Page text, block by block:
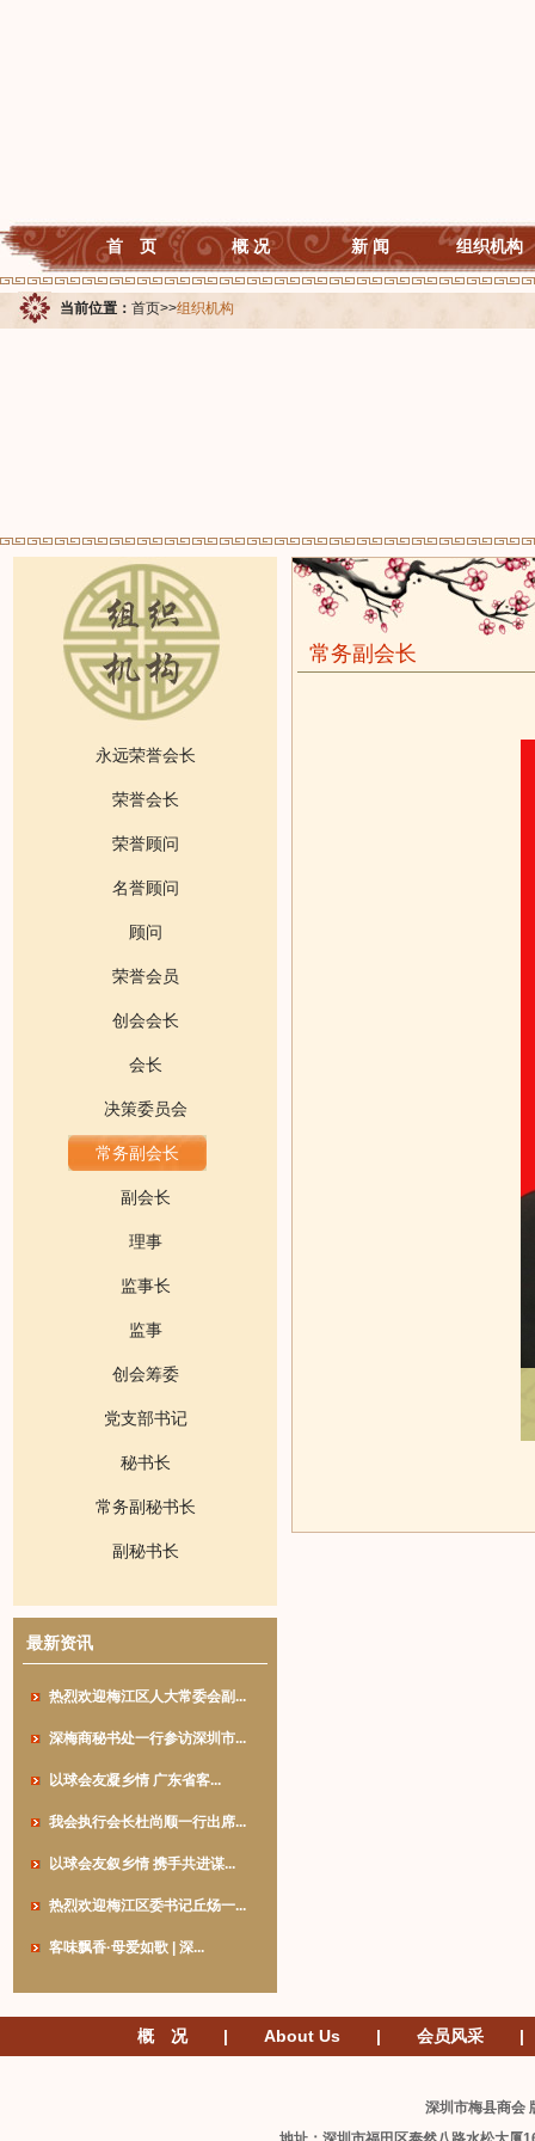
首 页 概 况 新 闻 组织机构
当前位置： 首页>>组织机构
永远荣誉会长
荣誉会长
荣誉顾问
名誉顾问
顾问
荣誉会员
创会会长
会长
决策委员会
常务副会长
副会长
理事
监事长
监事
创会筹委
党支部书记
秘书长
常务副秘书长
副秘书长
最新资讯
热烈欢迎梅江区人大常委会副...
深梅商秘书处一行参访深圳市...
以球会友凝乡情 广东省客...
我会执行会长杜尚顺一行出席...
以球会友叙乡情 携手共进谋...
热烈欢迎梅江区委书记丘炀一...
客味飘香·母爱如歌 | 深...
常务副会长
概 况 | About Us | 会员风采 |
深圳市梅县商